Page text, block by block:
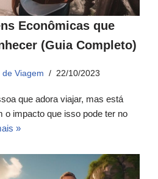
Econômicas que
(Guia Completo)
de Viagem 22/10/2023
que adora viajar, mas está
o impacto que isso pode ter no
»